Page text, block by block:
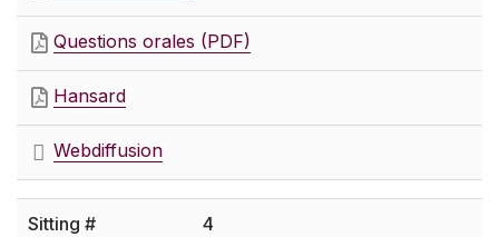
Questions orales (PDF)
Hansard
Webdiffusion
4